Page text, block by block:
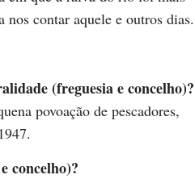
contar aquele e outros dias.
(freguesia e concelho)?
povoação de pescadores,
concelho)?